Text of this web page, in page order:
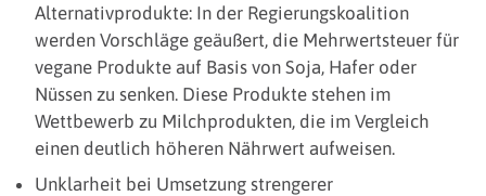
Alternativprodukte: In der Regierungskoalition
werden Vorschläge geäußert, die Mehrwertsteuer für
vegane Produkte auf Basis von Soja, Hafer oder
Nüssen zu senken. Diese Produkte stehen im
Wettbewerb zu Milchprodukten, die im Vergleich
einen deutlich höheren Nährwert aufweisen.
Unklarheit bei Umsetzung strengerer